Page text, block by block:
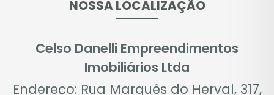
NOSSA LOCALIZAÇÃO
Celso Danelli Empreendimentos
Imobiliários Ltda
Endereço: Rua Marquês do Herval, 317,